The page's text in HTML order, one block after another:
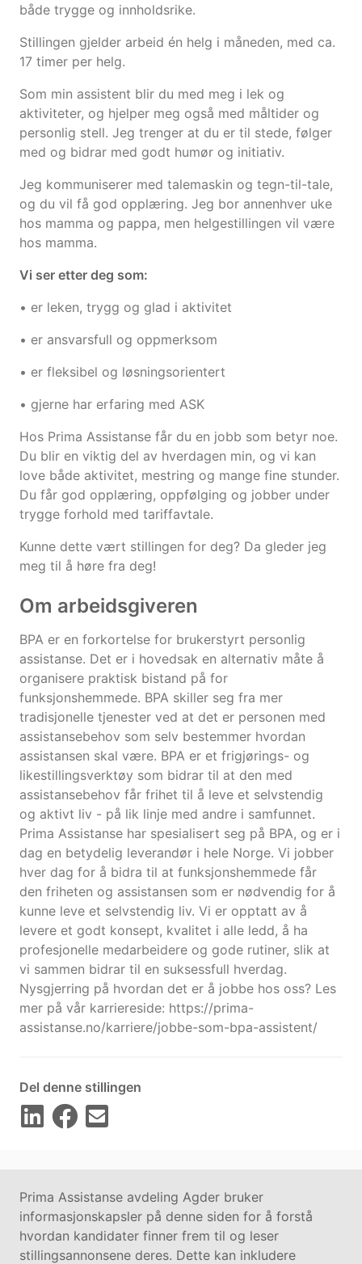
både trygge og innholdsrike.
Stillingen gjelder arbeid én helg i måneden, med ca.
17 timer per helg.
Som min assistent blir du med meg i lek og
aktiviteter, og hjelper meg også med måltider og
personlig stell. Jeg trenger at du er til stede, følger
med og bidrar med godt humør og initiativ.
Jeg kommuniserer med talemaskin og tegn-til-tale,
og du vil få god opplæring. Jeg bor annenhver uke
hos mamma og pappa, men helgestillingen vil være
hos mamma.
Vi ser etter deg som:
• er leken, trygg og glad i aktivitet
• er ansvarsfull og oppmerksom
• er fleksibel og løsningsorientert
• gjerne har erfaring med ASK
Hos Prima Assistanse får du en jobb som betyr noe.
Du blir en viktig del av hverdagen min, og vi kan
love både aktivitet, mestring og mange fine stunder.
Du får god opplæring, oppfølging og jobber under
trygge forhold med tariffavtale.
Kunne dette vært stillingen for deg? Da gleder jeg
meg til å høre fra deg!
Om arbeidsgiveren
BPA er en forkortelse for brukerstyrt personlig
assistanse. Det er i hovedsak en alternativ måte å
organisere praktisk bistand på for
funksjonshemmede. BPA skiller seg fra mer
tradisjonelle tjenester ved at det er personen med
assistansebehov som selv bestemmer hvordan
assistansen skal være. BPA er et frigjørings- og
likestillingsverktøy som bidrar til at den med
assistansebehov får frihet til å leve et selvstendig
og aktivt liv - på lik linje med andre i samfunnet.
Prima Assistanse har spesialisert seg på BPA, og er i
dag en betydelig leverandør i hele Norge. Vi jobber
hver dag for å bidra til at funksjonshemmede får
den friheten og assistansen som er nødvendig for å
kunne leve et selvstendig liv. Vi er opptatt av å
levere et godt konsept, kvalitet i alle ledd, å ha
profesjonelle medarbeidere og gode rutiner, slik at
vi sammen bidrar til en suksessfull hverdag.
Nysgjerring på hvordan det er å jobbe hos oss? Les
mer på vår karriereside: https://prima-
assistanse.no/karriere/jobbe-som-bpa-assistent/
Del denne stillingen
Prima Assistanse avdeling Agder bruker
informasjonskapsler på denne siden for å forstå
hvordan kandidater finner frem til og leser
stillingsannonsene deres. Dette kan inkludere